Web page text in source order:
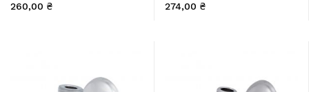
1/2"З х 1/2"З SF342W1515
260,00 ₴
1/2"З х 3/4"З SF342W1520
274,00 ₴